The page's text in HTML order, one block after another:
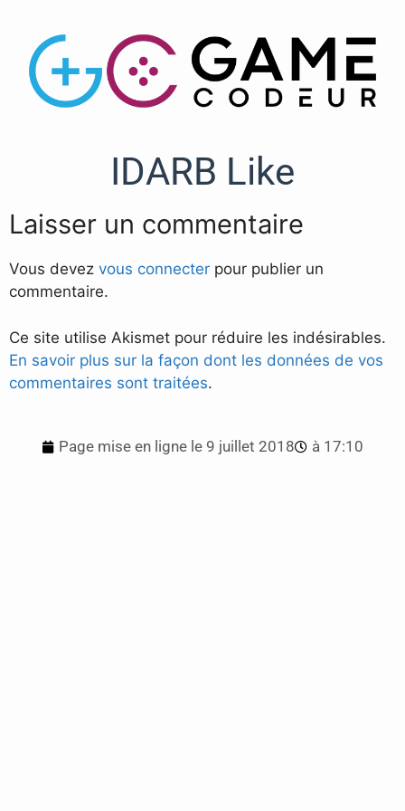
IDARB Like
Laisser un commentaire
Vous devez vous connecter pour publier un
commentaire.
Ce site utilise Akismet pour réduire les indésirables.
En savoir plus sur la façon dont les données de vos
commentaires sont traitées.
Page mise en ligne le 9 juillet 2018 à 17:10